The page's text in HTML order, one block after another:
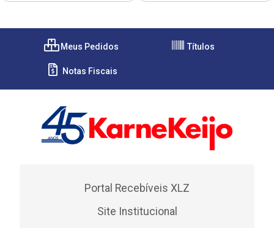
Meus Pedidos Títulos
Notas Fiscais
Portal Recebíveis XLZ
Site Institucional